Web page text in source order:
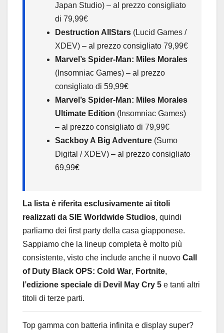
Japan Studio) – al prezzo consigliato
di 79,99€
Destruction AllStars (Lucid Games /
XDEV) – al prezzo consigliato 79,99€
Marvel’s Spider-Man: Miles Morales
(Insomniac Games) – al prezzo
consigliato di 59,99€
Marvel’s Spider-Man: Miles Morales
Ultimate Edition (Insomniac Games)
– al prezzo consigliato di 79,99€
Sackboy A Big Adventure (Sumo
Digital / XDEV) – al prezzo consigliato
69,99€
La lista è riferita esclusivamente ai titoli
realizzati da SIE Worldwide Studios, quindi
parliamo dei first party della casa giapponese.
Sappiamo che la lineup completa è molto più
consistente, visto che include anche il nuovo Call
of Duty Black OPS: Cold War, Fortnite,
l’edizione speciale di Devil May Cry 5 e tanti altri
titoli di terze parti.
Top gamma con batteria infinita e display super?